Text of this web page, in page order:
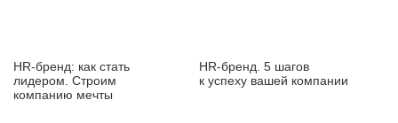
HR‑бренд: как стать
лидером. Строим
компанию мечты
HR‑бренд. 5 шагов
к успеху вашей компании